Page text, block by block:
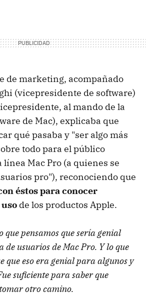
de marketing, acompañado
(vicepresidente de software)
al mando de la
de Mac), explicaba que
qué pasaba y "ser algo más
todo para el público
Mac Pro (a quienes se
pro"), reconociendo que
éstos para conocer
de los productos Apple.
que pensamos que sería genial
usuarios de Mac Pro. Y lo que
que eso era genial para algunos y
suficiente para saber que
otro camino.